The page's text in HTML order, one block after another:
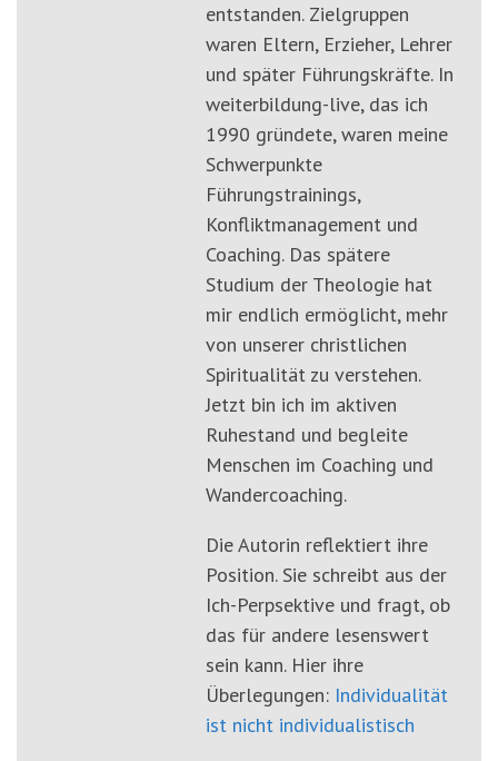
entstanden. Zielgruppen
waren Eltern, Erzieher, Lehrer
und später Führungskräfte. In
weiterbildung-live, das ich
1990 gründete, waren meine
Schwerpunkte
Führungstrainings,
Konfliktmanagement und
Coaching. Das spätere
Studium der Theologie hat
mir endlich ermöglicht, mehr
von unserer christlichen
Spiritualität zu verstehen.
Jetzt bin ich im aktiven
Ruhestand und begleite
Menschen im Coaching und
Wandercoaching.
Die Autorin reflektiert ihre
Position. Sie schreibt aus der
Ich-Perpsektive und fragt, ob
das für andere lesenswert
sein kann. Hier ihre
Überlegungen: Individualität
ist nicht individualistisch